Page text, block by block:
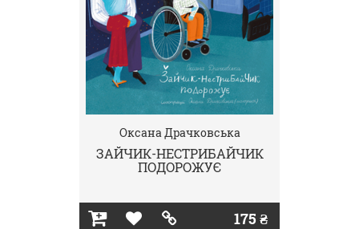
Оксана Драчковська
ЗАЙЧИК-НЕСТРИБАЙЧИК
ПОДОРОЖУЄ
175 ₴